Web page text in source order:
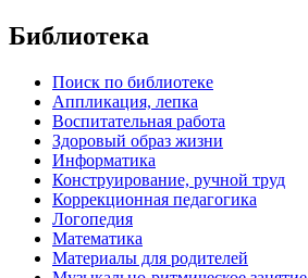
Библиотека
Поиск по библиотеке
Аппликация, лепка
Воспитательная работа
Здоровый образ жизни
Информатика
Конструирование, ручной труд
Коррекционная педагогика
Логопедия
Математика
Материалы для родителей